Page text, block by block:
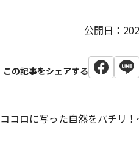
公開日：
コロに写った自然をパチリ